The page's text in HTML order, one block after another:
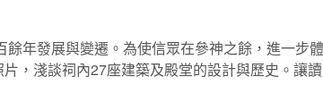
年發展與變遷。為使信眾在參神之餘，進一步
，淺談祠內27座建築及殿堂的設計與歷史。讓